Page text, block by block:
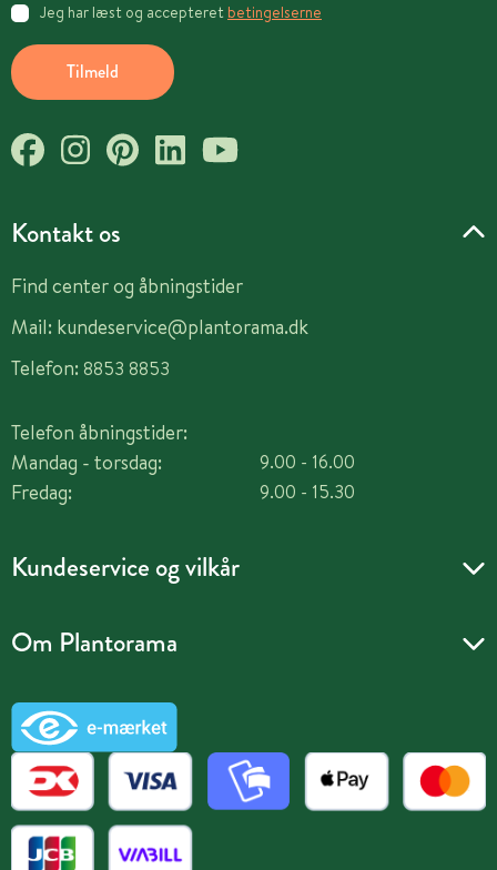
Kontakt os
Find center og åbningstider
Mail: kundeservice@plantorama.dk
Telefon: 8853 8853
Telefon åbningstider:
Mandag - torsdag:
Fredag:
9.00 - 16.00
9.00 - 15.30
Kundeservice og vilkår
Om Plantorama
Tilmeld
Jeg har læst og accepteret betingelserne